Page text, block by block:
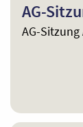
AG-
AG-